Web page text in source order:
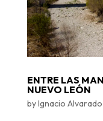
ENTRE LAS
NUEVO LEÓN
byIgnacio